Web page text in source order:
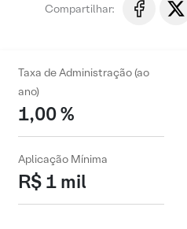
Compartilhar:
Taxa de Administração (ao
ano)
1,00 %
Aplicação Mínima
R$ 1 mil